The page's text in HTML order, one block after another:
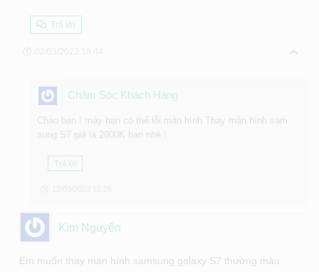
Trả lời
Chăm Sóc Khách Hàng
Chào bạn ! máy bạn có thể lỗi màn hình Thay màn hình sam
sung S7 giá là 2000K bạn nhé !
Trả lời
Kim Nguyên
Em muốn thay màn hình samsung galaxy S7 thường màu